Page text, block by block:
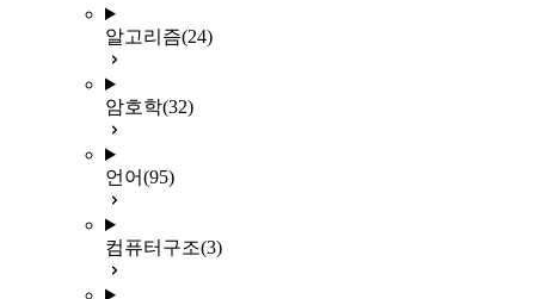
알고리즘(24)
암호학(32)
언어(95)
컴퓨터구조(3)